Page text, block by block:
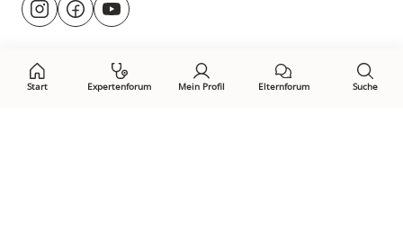
Start Expertenforum Mein Profil Elternforum Suche
uns@rund.ums.baby
facebook.com/rundumsbaby.de
youtube.com/@rundumsbaby_